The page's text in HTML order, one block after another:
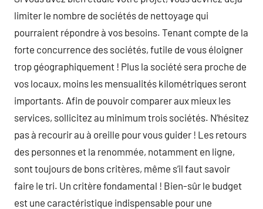
limiter le nombre de sociétés de nettoyage qui
pourraient répondre à vos besoins. Tenant compte de la
forte concurrence des sociétés, futile de vous éloigner
trop géographiquement ! Plus la société sera proche de
vos locaux, moins les mensualités kilométriques seront
importants. Afin de pouvoir comparer aux mieux les
services, sollicitez au minimum trois sociétés. N’hésitez
pas à recourir au à oreille pour vous guider ! Les retours
des personnes et la renommée, notamment en ligne,
sont toujours de bons critères, même s’il faut savoir
faire le tri. Un critère fondamental ! Bien-sûr le budget
est une caractéristique indispensable pour une